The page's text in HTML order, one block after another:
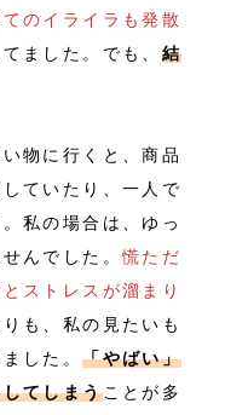
のイライラも発散
ました。でも、 結
物に行くと、商品
ていたり、一人で
私の場合は、ゆっ
んでした。慌ただ
ストレスが溜まり
も、私の見たいも
した。「やばい」
てしまうことが多